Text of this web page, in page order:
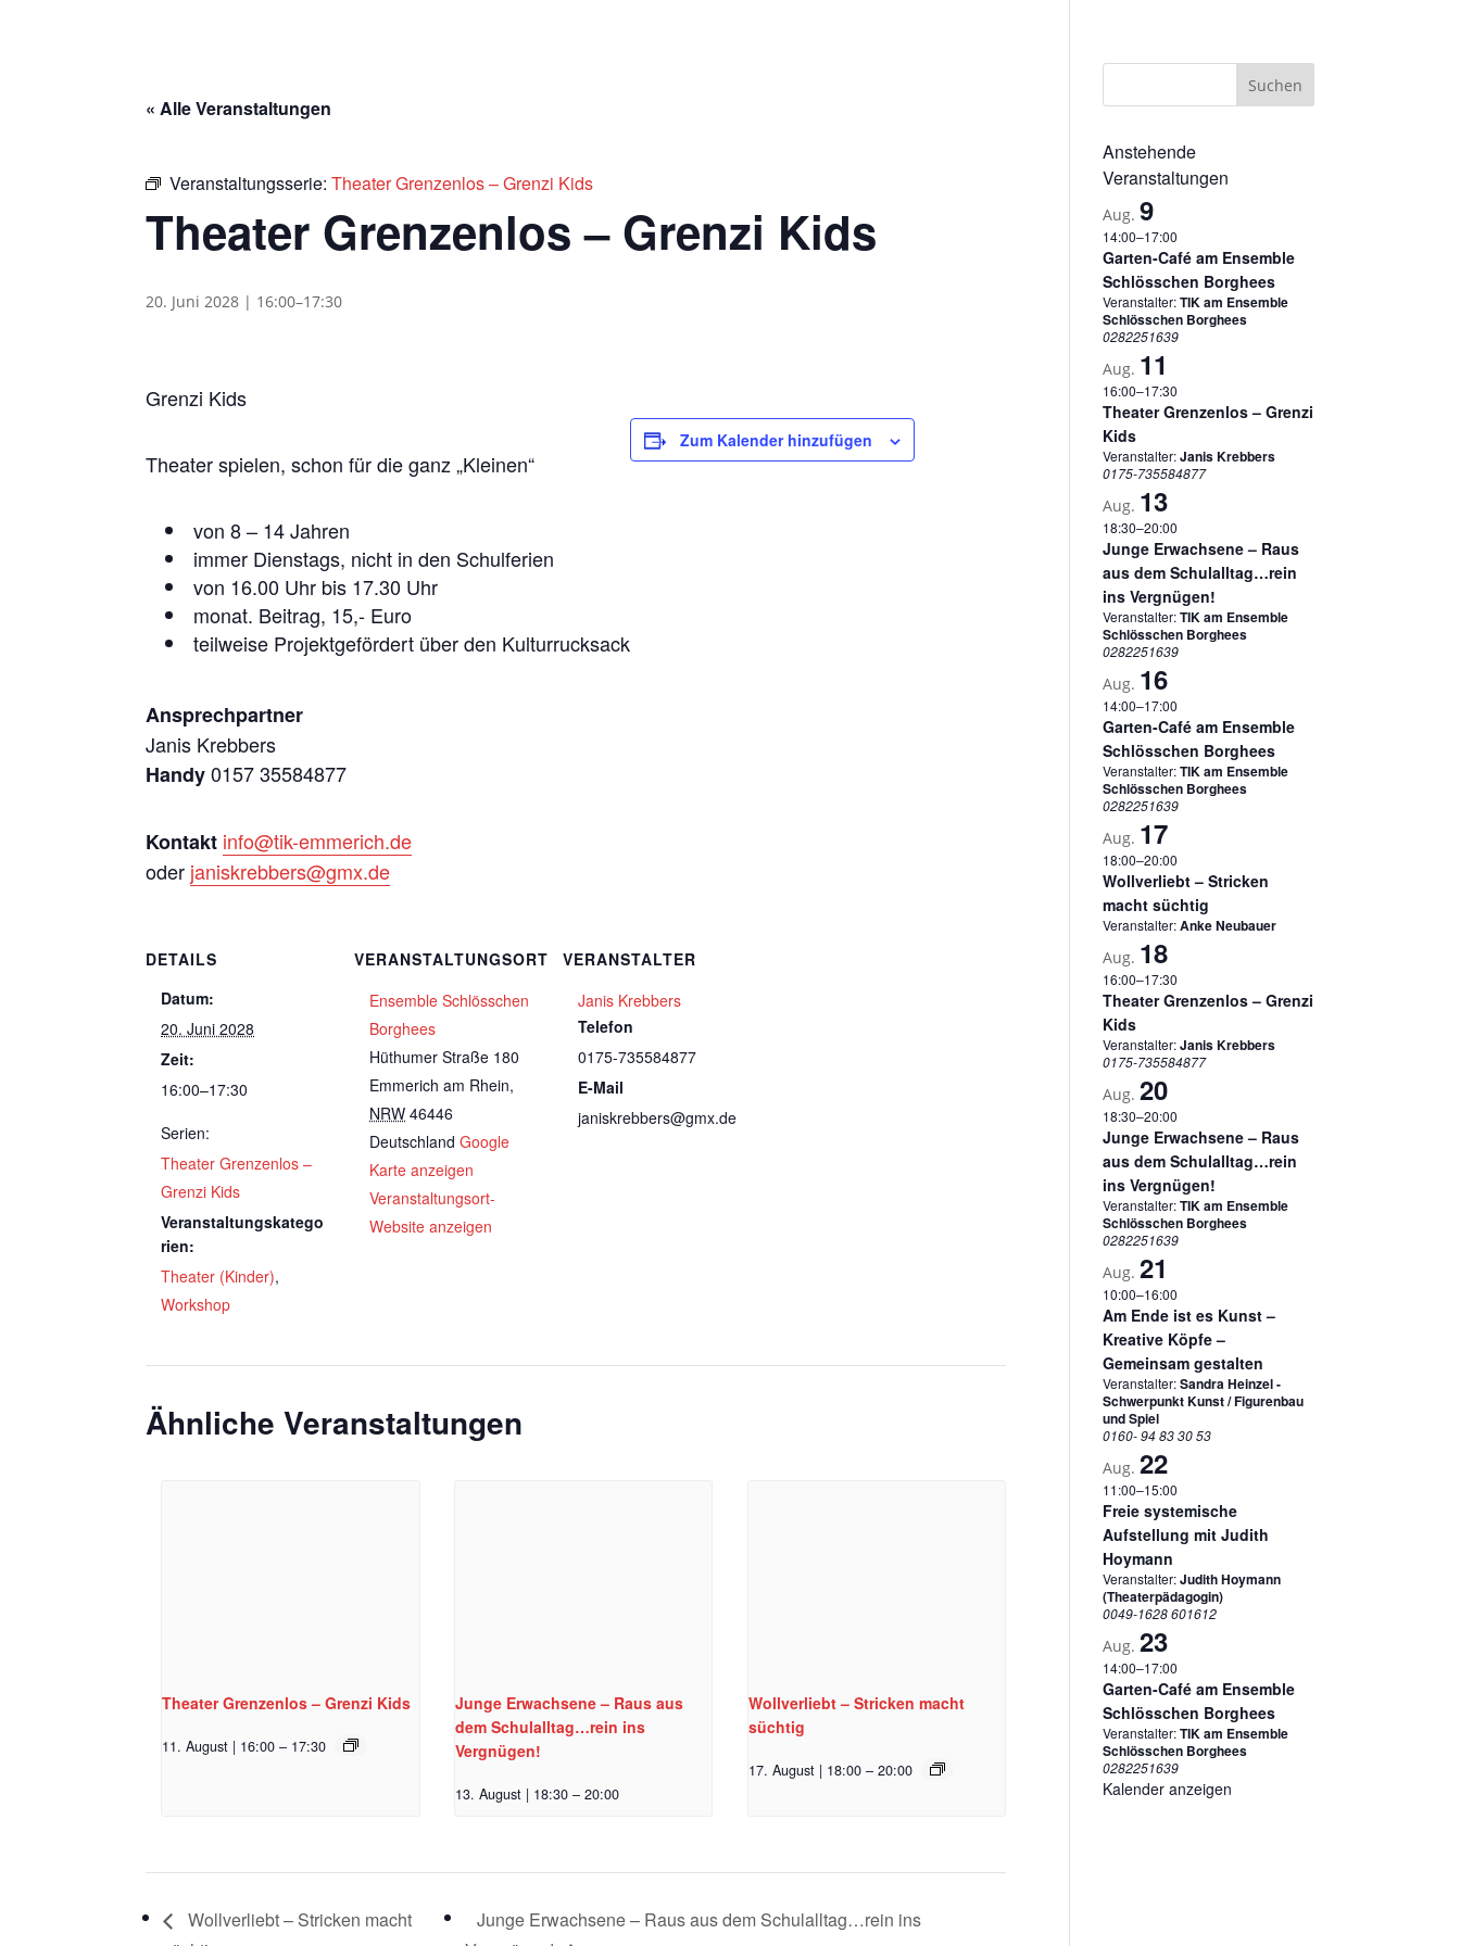
« Alle Veranstaltungen
Veranstaltungsserie:Theater Grenzenlos – Grenzi Kids
Theater Grenzenlos – Grenzi Kids
20. Juni 2028 | 16:00–17:30
Grenzi Kids
Theater spielen, schon für die ganz „Kleinen“
von 8 – 14 Jahren
immer Dienstags, nicht in den Schulferien
von 16.00 Uhr bis 17.30 Uhr
monat. Beitrag, 15,- Euro
teilweise Projektgefördert über den Kulturrucksack
Ansprechpartner
Janis Krebbers
Handy0157 35584877
Kontakt info@tik-emmerich.de
oder janiskrebbers@gmx.de
Zum Kalender hinzufügen
DETAILS
Datum:
20. Juni 2028
Zeit:
16:00–17:30
Serien:
Theater Grenzenlos –
Grenzi Kids
Veranstaltungskatego
rien:
Theater (Kinder),
Workshop
VERANSTALTUNGSORT
Ensemble Schlösschen
Borghees
Hüthumer Straße 180
Emmerich am Rhein,
NRW 46446
Deutschland Google
Karte anzeigen
Veranstaltungsort-
Website anzeigen
VERANSTALTER
Janis Krebbers
Telefon
0175-735584877
E-Mail
janiskrebbers@gmx.de
Ähnliche Veranstaltungen
Theater Grenzenlos – Grenzi Kids
11. August | 16:00 – 17:30
Junge Erwachsene – Raus aus
dem Schulalltag…rein ins
Vergnügen!
13. August | 18:30 – 20:00
Wollverliebt – Stricken macht
süchtig
17. August | 18:00 – 20:00
Wollverliebt – Stricken macht
Junge Erwachsene – Raus aus dem Schulalltag…rein ins
Anstehende
Veranstaltungen
Aug.9
14:00–17:00
Garten-Café am Ensemble
Schlösschen Borghees
Veranstalter:TIK am Ensemble
Schlösschen Borghees
0282251639
Aug. 11
16:00–17:30
Theater Grenzenlos – Grenzi
Kids
Veranstalter:Janis Krebbers
0175-735584877
Aug. 13
18:30–20:00
Junge Erwachsene – Raus
aus dem Schulalltag…rein
ins Vergnügen!
Veranstalter:TIK am Ensemble
Schlösschen Borghees
0282251639
Aug. 16
14:00–17:00
Garten-Café am Ensemble
Schlösschen Borghees
Veranstalter:TIK am Ensemble
Schlösschen Borghees
0282251639
Aug. 17
18:00–20:00
Wollverliebt – Stricken
macht süchtig
Veranstalter:Anke Neubauer
Aug. 18
16:00–17:30
Theater Grenzenlos – Grenzi
Kids
Veranstalter:Janis Krebbers
0175-735584877
Aug.20
18:30–20:00
Junge Erwachsene – Raus
aus dem Schulalltag…rein
ins Vergnügen!
Veranstalter:TIK am Ensemble
Schlösschen Borghees
0282251639
Aug.21
10:00–16:00
Am Ende ist es Kunst –
Kreative Köpfe –
Gemeinsam gestalten
Veranstalter:Sandra Heinzel -
Schwerpunkt Kunst / Figurenbau
und Spiel
0160- 94 83 30 53
Aug.22
11:00–15:00
Freie systemische
Aufstellung mit Judith
Hoymann
Veranstalter:Judith Hoymann
(Theaterpädagogin)
0049-1628 601612
Aug.23
14:00–17:00
Garten-Café am Ensemble
Schlösschen Borghees
Veranstalter:TIK am Ensemble
Schlösschen Borghees
0282251639
Kalender anzeigen